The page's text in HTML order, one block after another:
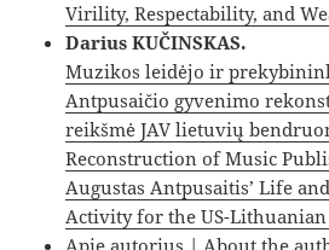
Virility, Respectability, and
Darius KUČINSKAS.
Muzikos leidėjo ir
Antpusaičio gyvenimo
reikšmė JAV lietuvių
Reconstruction of Music
Augustas Antpusaitis’ Life
Activity for the US-